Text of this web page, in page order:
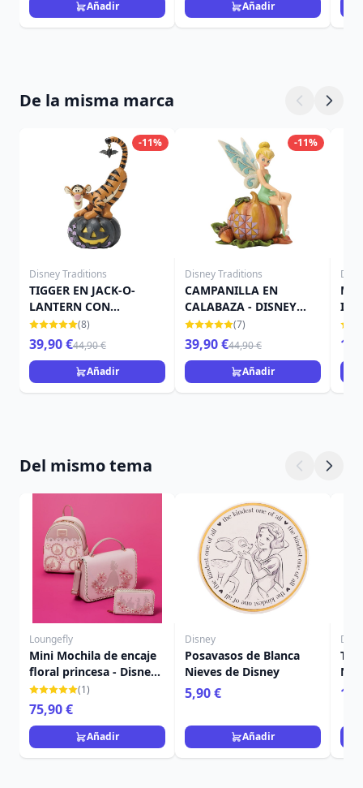
Añadir Añadir
De la misma marca
-11%
Disney Traditions
TIGGER EN JACK-O-
LANTERN CON
MURCIÉLAGO - DISNEY
TRADITIONS
(8)
39,90 €44,90 €
Añadir
-11%
Disney Traditions
CAMPANILLA EN
CALABAZA - DISNEY
TRADITIONS
(7)
39,90 €44,90 €
Añadir
IN
Del mismo tema
Loungefly
Mini Mochila de encaje
floral princesa - Disney
Loungefly(1)
75,90 €
Añadir
Disney
Posavasos de Blanca
Nieves de Disney
5,90 €
Añadir